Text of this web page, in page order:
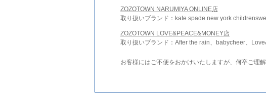
ZOZOTOWN NARUMIYA ONLINE店
取り扱いブランド：kate spade new york
ZOZOTOWN LOVE&PEACE&MONEY店
取り扱いブランド：After the rain、babycheer、
お客様にはご不便をおかけいたしますが、何卒ご理